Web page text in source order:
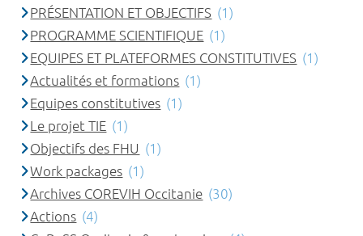
PRÉSENTATION ET OBJECTIFS (1)
PROGRAMME SCIENTIFIQUE (1)
EQUIPES ET PLATEFORMES CONSTITUTIVES (1)
Actualités et formations (1)
Equipes constitutives (1)
Le projet TIE (1)
Objectifs des FHU (1)
Work packages (1)
Archives COREVIH Occitanie (30)
Actions (4)